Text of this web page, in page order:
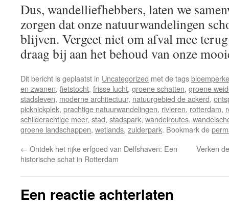
Dus, wandelliefhebbers, laten we
zorgen dat onze natuurwandelingen
blijven. Vergeet niet om afval mee
draag bij aan het behoud van onze
Dit bericht is geplaatst in Uncategorized met de tags
en zwanen, fietstocht, frisse lucht, groene schatten, groene
stadsleven, moderne architectuur, natuurgebied de ackerd,
picknickplek, prachtige natuurwandelingen, rivieren, rotterdam,
schilderachtige meer, stad, stadspark, wandelroutes,
groene landschappen, wetlands, zuiderpark. Bookmark de
← Ontdek het rijke erfgoed van Delfshaven: Een
historische schat in Rotterdam
Verken
Een reactie achterlaten